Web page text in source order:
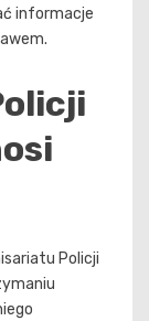
informacje
Policji